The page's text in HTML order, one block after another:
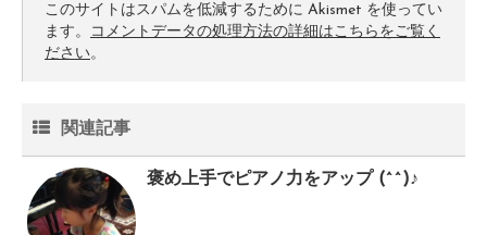
このサイトはスパムを低減するために Akismet を使ってい
ます。
コメントデータの処理方法の詳細はこちらをご覧く
ださい。
関連記事
褒め上手でピアノ力をアップ (^^)♪